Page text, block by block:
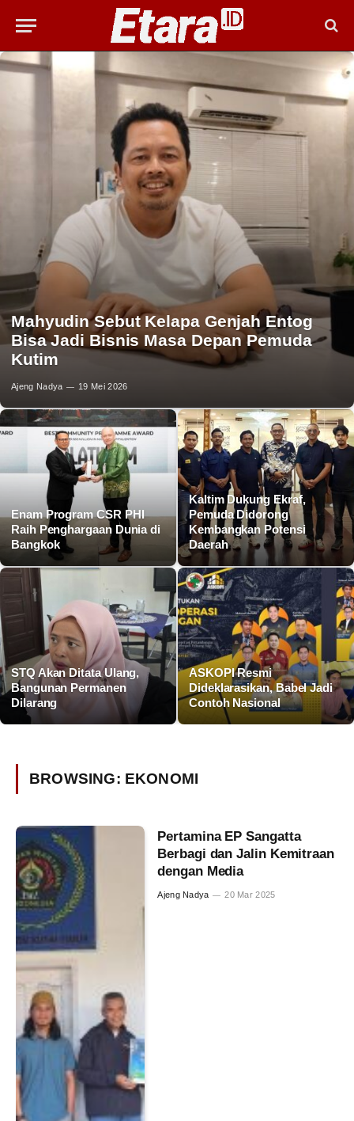
Mahyudin Sebut Kelapa Genjah Entog
Bisa Jadi Bisnis Masa Depan Pemuda
Kutim
Ajeng Nadya 19 Mei 2026
Enam Program CSR PHI
Raih Penghargaan Dunia di
Bangkok
Kaltim Dukung Ekraf,
Pemuda Didorong
Kembangkan Potensi
Daerah
STQ Akan Ditata Ulang,
Bangunan Permanen
Dilarang
ASKOPI Resmi
Dideklarasikan, Babel Jadi
Contoh Nasional
BROWSING: EKONOMI
Pertamina EP Sangatta
Berbagi dan Jalin Kemitraan
dengan Media
Ajeng Nadya 20 Mar 2025